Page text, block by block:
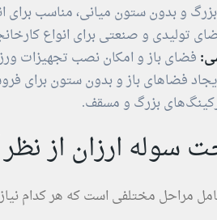
و بدون ستون میانی، مناسب برای
تولیدی و صنعتی برای انواع
فضای باز و امکان نصب تجهیزات
فضاهای باز و بدون ستون برای
بزرگ و مسقف.
سوله ارزان از
مراحل مختلفی است که هر کدام نیاز